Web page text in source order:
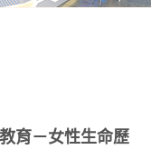
育－女性生命歷